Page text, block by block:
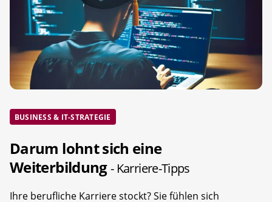
BUSINESS & IT-STRATEGIE
Darum lohnt sich eine
Weiterbildung- Karriere-Tipps
Ihre berufliche Karriere stockt? Sie fühlen sich